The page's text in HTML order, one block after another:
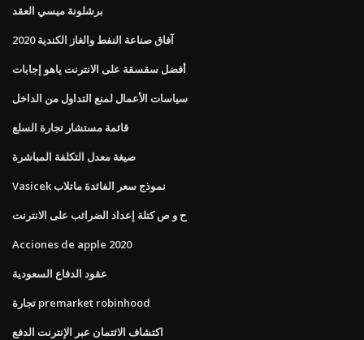
برشلونة ميسي العقد
آفاق صناعة النفط والغاز الكندية 2020
أفضل سقسقة على الانترنت ياهو إجابات
سياسات الأعمال لمنع التداول من الداخل
قائمة مستشار تجارة السلع
صيغة معدل التكلفة المباشرة
Vasicek نموذج سعر الفائدة ماتلاب
ح و ص كتلة إعداد الضرائب على الانترنت
Acciones de apple 2020
عقود الدفاع السعودية
تجارة premarket robinhood
اكتشاف الائتمان عبر الإنترنت الدفع